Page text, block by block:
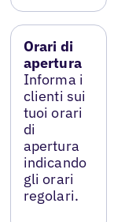
Orari di
apertura
Informa i
clienti sui
tuoi orari
di
apertura
indicando
gli orari
regolari.